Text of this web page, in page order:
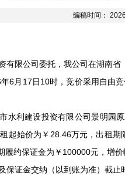
编稿时间：
限公司委托，我公司在湖南省
6月17日10时，竞价采用自由
利建设投资有限公司景明园原
起始价为￥28.46万元，出租
履约保证金为￥100000元，增
证金交纳（以到账为准）截止